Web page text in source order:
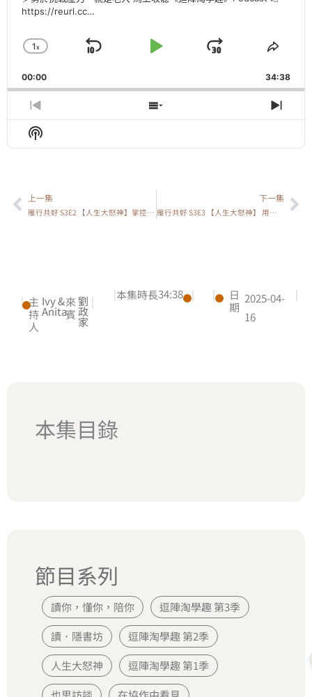
https://reurl.cc…
Change
Rate
1X
Skip
Play
Jump
Forward
Share
00:00 34:38
Previous
Episode
Show
Episodes
Next
Show
Podcast
上一頁
上一集
雁行共好 S3E2 【人生大怒神】掌控自己的大怒神
下一集
雁行共好 S3E3 【人生大怒神】 用覺察找到人生指南針 下
| 主
持
人
Ivy &
Anita
來
賓
劉
政
家
| |本集時長34:38 | |
日
期
2025-04-
16
|
本集目錄
節目系列
讀你，懂你，陪你
逗陣淘學趣 第3季
讀．隱書坊
逗陣淘學趣 第2季
人生大怒神
逗陣淘學趣 第1季